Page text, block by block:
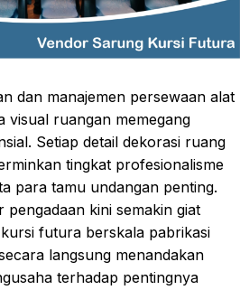
dan manajemen persewaan alat
visual ruangan memegang
Setiap detail dekorasi ruang
tingkat profesionalisme
para tamu undangan penting.
pengadaan kini semakin giat
futura berskala pabrikasi
langsung menandakan
terhadap pentingnya